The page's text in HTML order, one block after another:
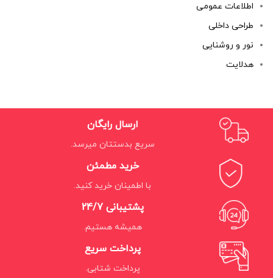
اطلاعات عمومی
طراحی داخلی
نور و روشنایی
هدلایت
ارسال رایگان
سریع بدستتان میرسد.
خرید مطمئن
با اطمینان خرید کنید.
پشتیبانی 24/7
همیشه هستیم.
پرداخت سریع
پرداخت شتابی.